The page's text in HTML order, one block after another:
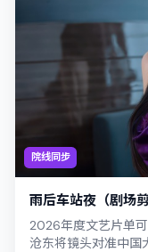
院线同步
雨后车站夜（剧场剪
2026年度文艺片单
沧东将镜头对准中国